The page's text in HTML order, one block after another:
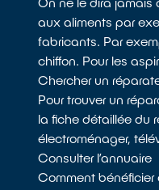
aux aliments par
fabricants. Par
chiffon. Pour les
Chercher un
Pour trouver un
la fiche détaillée du
électroménager,
Consulter l’annuaire
Comment bénéficier